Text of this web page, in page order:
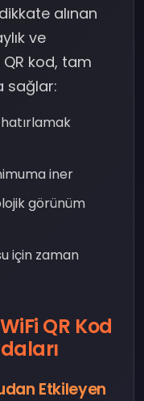
alınan
ve
QR kod, tam
sağlar:
iner
görünüm
için zaman
QR Kod
Etkileyen